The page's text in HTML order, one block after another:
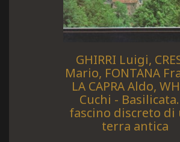
GHIRRI Luigi,
Mario, FONTANA
LA CAPRA Aldo,
Cuchi -
fascino discreto di
terra antica